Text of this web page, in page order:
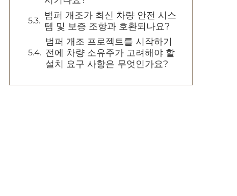
범퍼 개조가 최신 차량 안전 시스
템 및 보증 조항과 호환되나요?
범퍼 개조 프로젝트를 시작하기
전에 차량 소유주가 고려해야 할
설치 요구 사항은 무엇인가요?